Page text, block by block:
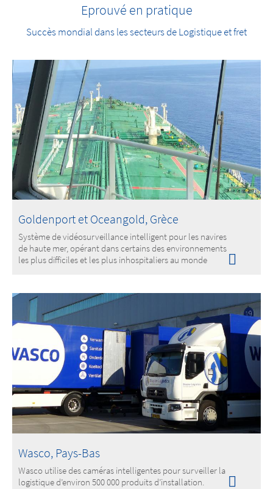
Eprouvé en pratique
Succès mondial dans les secteurs de Logistique et fret
Goldenport et Oceangold, Grèce
Système de vidéosurveillance intelligent pour les navires
de haute mer, opérant dans certains des environnements
les plus difficiles et les plus inhospitaliers au monde
Wasco, Pays-Bas
Wasco utilise des caméras intelligentes pour surveiller la
logistique d’environ 500 000 produits d’installation.